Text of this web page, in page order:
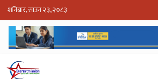
शनिबार, साउन २३, २०८३